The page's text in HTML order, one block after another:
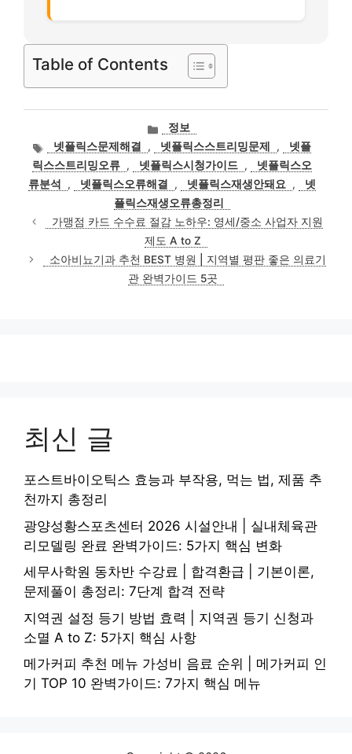
Table of Contents
카
테
고
리
정보
태
그
넷플릭스문제해결 , 넷플릭스스트리밍문제 ,
넷플
릭스스트리밍오류 , 넷플릭스시청가이드 ,
넷플릭스오
류분석
, 넷플릭스오류해결 , 넷플릭스재생안돼요 ,
넷
플릭스재생오류총정리
가맹점 카드 수수료 절감 노하우: 영세/중소 사업자 지원
제도 A to Z
소아비뇨기과 추천 BEST 병원 | 지역별 평판 좋은 의료기
관 완벽가이드 5곳
최신 글
포스트바이오틱스 효능과 부작용, 먹는 법, 제품 추
천까지 총정리
광양성황스포츠센터 2026 시설안내 | 실내체육관
리모델링 완료 완벽가이드: 5가지 핵심 변화
세무사학원 동차반 수강료 | 합격환급 | 기본이론,
문제풀이 총정리: 7단계 합격 전략
지역권 설정 등기 방법 효력 | 지역권 등기 신청과
소멸 A to Z: 5가지 핵심 사항
메가커피 추천 메뉴 가성비 음료 순위 | 메가커피 인
기 TOP 10 완벽가이드: 7가지 핵심 메뉴